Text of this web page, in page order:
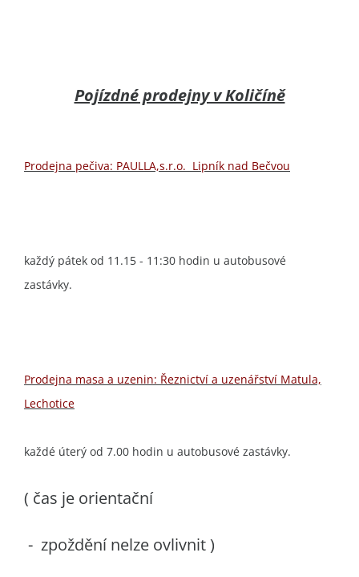
Pojízdné prodejny v Količíně
Prodejna pečiva: PAULLA,s.r.o. Lipník nad Bečvou
každý pátek od 11.15 - 11:30 hodin u autobusové
zastávky.
Prodejna masa a uzenin: Řeznictví a uzenářství Matula,
Lechotice
každé úterý od 7.00 hodin u autobusové zastávky.
( čas je orientační
- zpoždění nelze ovlivnit )